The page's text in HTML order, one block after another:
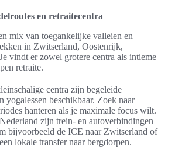
en retraitecentra
mix van toegankelijke valleien en
in Zwitserland, Oostenrijk,
vindt er zowel grotere centra als intieme
retraite.
centra zijn begeleide
yogalessen beschikbaar. Zoek naar
hanteren als je maximale focus wilt.
zijn trein- en autoverbindingen
bijvoorbeeld de ICE naar Zwitserland of
lokale transfer naar bergdorpen.